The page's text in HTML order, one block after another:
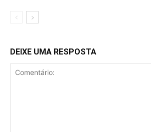
DEIXE UMA RESPOSTA